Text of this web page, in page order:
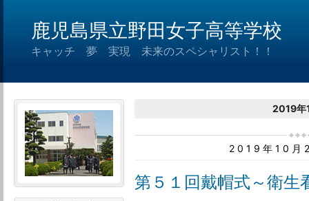
鹿児島県立野田女子高等学校
キャッチ 夢 実現 未来のスペシャリスト！！
2019年
2019年10月
第５１回戴帽式～衛生